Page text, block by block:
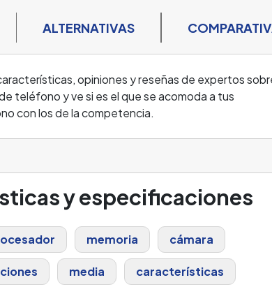
ALTERNATIVAS
opiniones y reseñas de expertos
teléfono y ve si es el que se acomoda a tus
con los de la competencia.
y especificaciones
memoria cámara
media características